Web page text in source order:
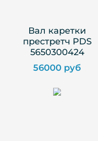
Вал каретки
престретч PDS
5650300424
56000 руб